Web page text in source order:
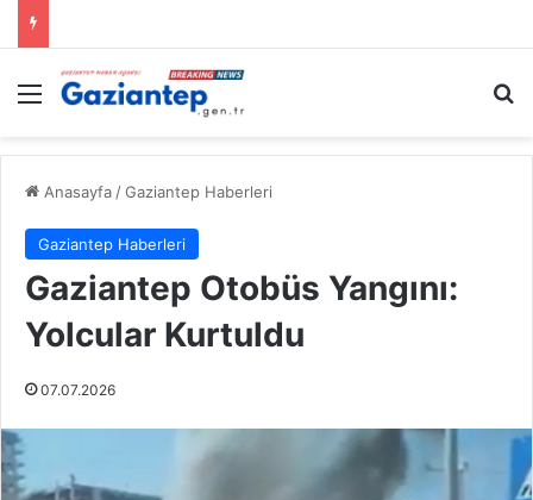
Menü
Anasayfa /Gaziantep Haberleri
Gaziantep Haberleri
Gaziantep Otobüs Yangını:
Yolcular Kurtuldu
07.07.2026